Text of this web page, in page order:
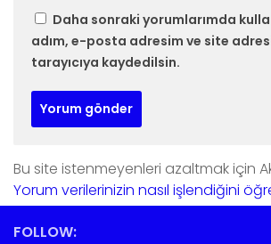
Daha sonraki yorumlarımda
adım, e-posta adresim ve site
tarayıcıya kaydedilsin.
Bu site istenmeyenleri azaltmak için
Yorum verilerinizin nasıl işlendiğini
FOLLOW: